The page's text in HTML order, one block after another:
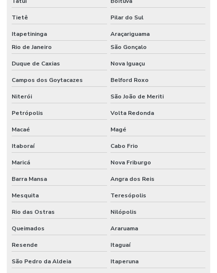
Instalação de tubulação
Instalação de tubulação de ar comprimido
Instalação de tubulação de banheiro
Instalação de tubulação de esgoto
Manutenção corretiva industrial
Manutenção corretiva preventiva e preditiva industrial
Manutenção eletromecânica industrial
Manutenção industrial corretiva
Manutenção industrial elétrica
Manutenção industrial preventiva
Manutenção em máquinas industriais
Tietê Pilar do Sul
Itapetininga
Araçariguama
Rio de Janeiro
São Gonçalo
Duque de Caxias Nova Iguaçu
Campos dos Goytacazes Belford Roxo
Niterói São João de Meriti
Petrópolis Volta Redonda
Macaé Magé
Itaboraí Cabo Frio
Maricá Nova Friburgo
Barra Mansa Angra dos Reis
Mesquita Teresópolis
Rio das Ostras Nilópolis
Queimados Araruama
Resende Itaguaí
São Pedro da Aldeia Itaperuna